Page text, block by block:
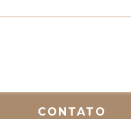
CONTATO